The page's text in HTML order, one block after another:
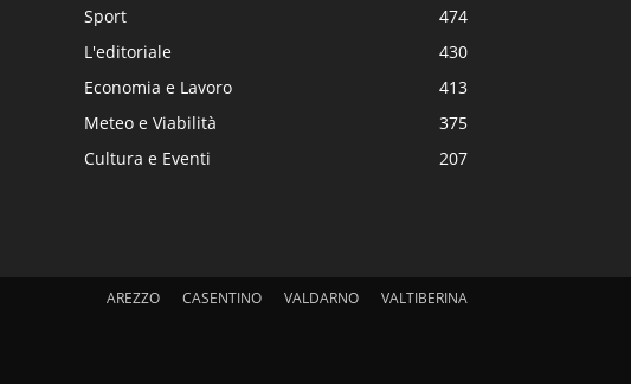
Sport
474
L'editoriale
430
Economia e Lavoro
413
Meteo e Viabilità
375
Cultura e Eventi
207
AREZZO CASENTINO VALDARNO VALTIBERINA